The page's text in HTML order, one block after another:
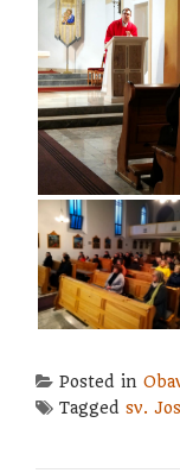
Posted in
Tagged sv.